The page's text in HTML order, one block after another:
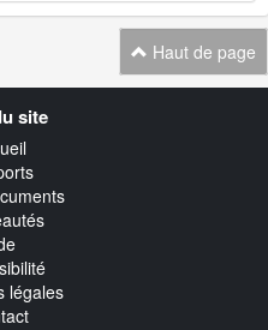
Haut de page
site
légales